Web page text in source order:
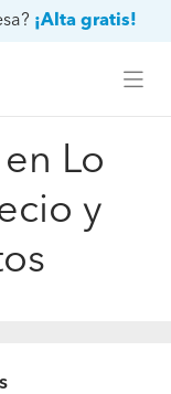
¡Alta gratis!
Lo
y